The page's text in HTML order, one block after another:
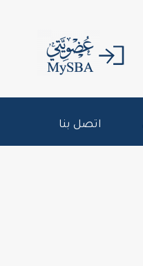
اتصل بنا